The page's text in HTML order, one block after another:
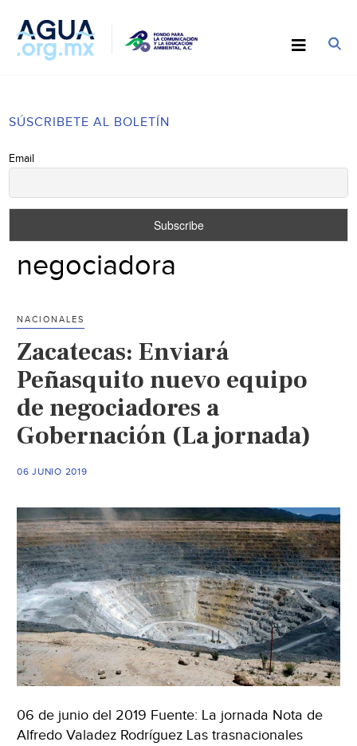
SÚSCRIBETE AL BOLETÍN
Email
negociadora
NACIONALES
Zacatecas: Enviará
Peñasquito nuevo equipo
de negociadores a
Gobernación (La jornada)
06 JUNIO 2019
06 de junio del 2019 Fuente: La jornada Nota de
Alfredo Valadez Rodríguez Las trasnacionales